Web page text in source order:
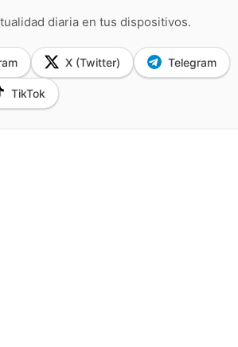
diaria en tus dispositivos.
X (Twitter) Telegram
TikTok